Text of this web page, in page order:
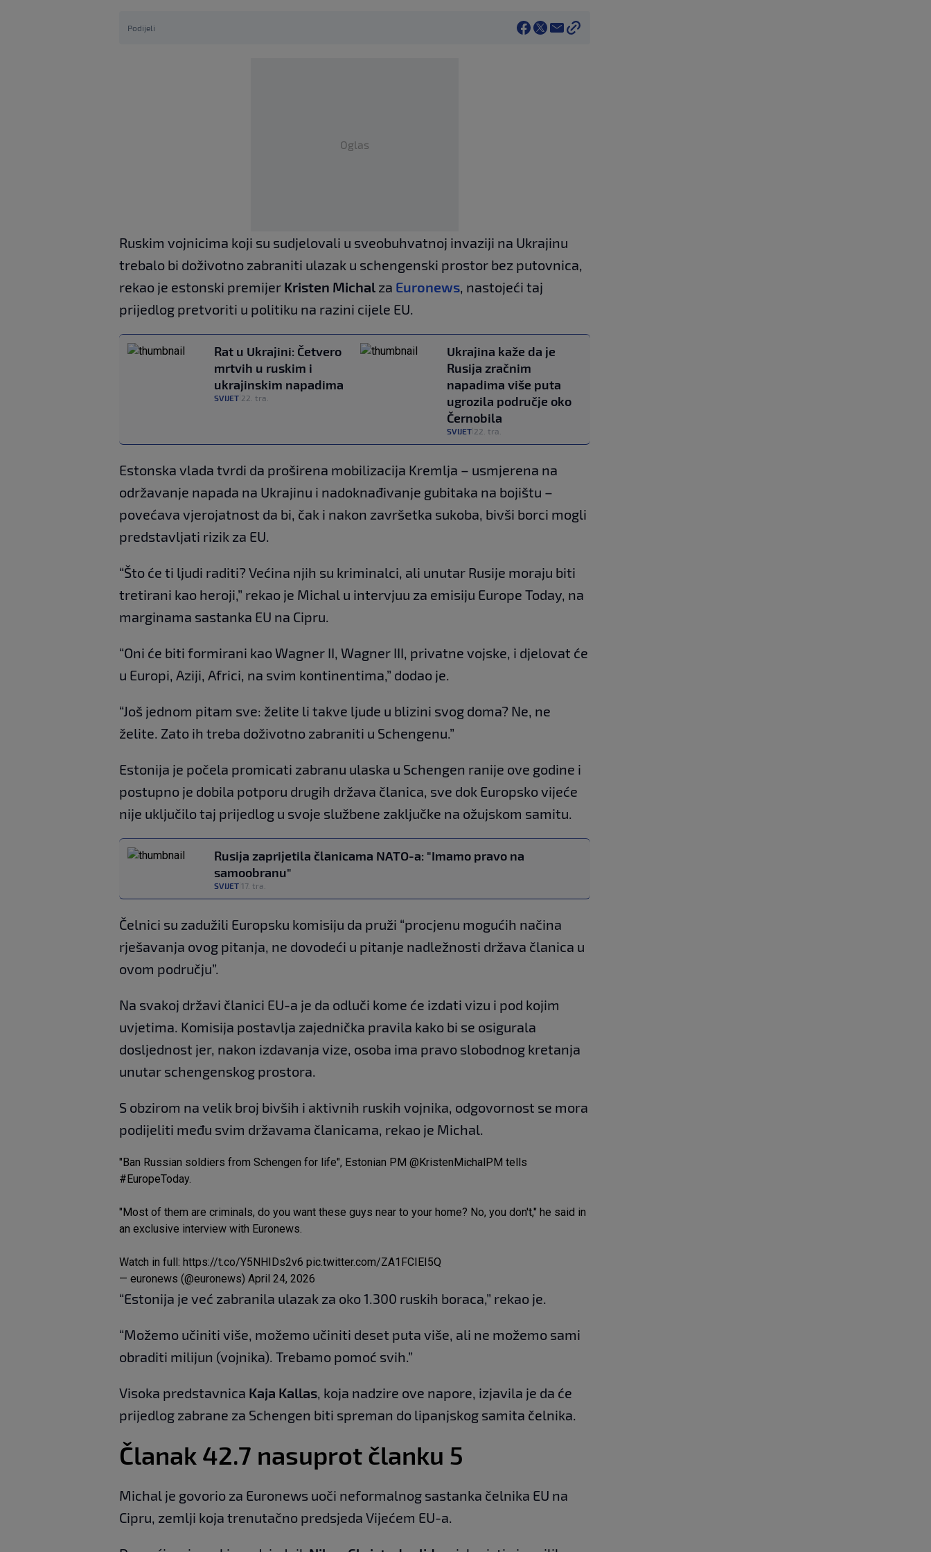
Podijeli
Oglas
Ruskim vojnicima koji su sudjelovali u sveobuhvatnoj invaziji na Ukrajinu
trebalo bi doživotno zabraniti ulazak u schengenski prostor bez putovnica,
rekao je estonski premijer Kristen Michal za Euronews, nastojeći taj
prijedlog pretvoriti u politiku na razini cijele EU.
Rat u Ukrajini: Četvero
mrtvih u ruskim i
ukrajinskim napadima
SVIJET 22. tra.
Ukrajina kaže da je
Rusija zračnim
napadima više puta
ugrozila područje oko
Černobila
SVIJET 22. tra.
Estonska vlada tvrdi da proširena mobilizacija Kremlja – usmjerena na
održavanje napada na Ukrajinu i nadoknađivanje gubitaka na bojištu –
povećava vjerojatnost da bi, čak i nakon završetka sukoba, bivši borci mogli
predstavljati rizik za EU.
“Što će ti ljudi raditi? Većina njih su kriminalci, ali unutar Rusije moraju biti
tretirani kao heroji,” rekao je Michal u intervjuu za emisiju Europe Today, na
marginama sastanka EU na Cipru.
“Oni će biti formirani kao Wagner II, Wagner III, privatne vojske, i djelovat će
u Europi, Aziji, Africi, na svim kontinentima,” dodao je.
“Još jednom pitam sve: želite li takve ljude u blizini svog doma? Ne, ne
želite. Zato ih treba doživotno zabraniti u Schengenu.”
Estonija je počela promicati zabranu ulaska u Schengen ranije ove godine i
postupno je dobila potporu drugih država članica, sve dok Europsko vijeće
nije uključilo taj prijedlog u svoje službene zaključke na ožujskom samitu.
Rusija zaprijetila članicama NATO-a: "Imamo pravo na
samoobranu"
SVIJET 17. tra.
Čelnici su zadužili Europsku komisiju da pruži “procjenu mogućih načina
rješavanja ovog pitanja, ne dovodeći u pitanje nadležnosti država članica u
ovom području”.
Na svakoj državi članici EU-a je da odluči kome će izdati vizu i pod kojim
uvjetima. Komisija postavlja zajednička pravila kako bi se osigurala
dosljednost jer, nakon izdavanja vize, osoba ima pravo slobodnog kretanja
unutar schengenskog prostora.
S obzirom na velik broj bivših i aktivnih ruskih vojnika, odgovornost se mora
podijeliti među svim državama članicama, rekao je Michal.
"Ban Russian soldiers from Schengen for life", Estonian PM @KristenMichalPM tells
#EuropeToday.
"Most of them are criminals, do you want these guys near to your home? No, you don't," he said in
an exclusive interview with Euronews.
Watch in full: https://t.co/Y5NHIDs2v6 pic.twitter.com/ZA1FCIEI5Q
— euronews (@euronews) April 24, 2026
“Estonija je već zabranila ulazak za oko 1.300 ruskih boraca,” rekao je.
“Možemo učiniti više, možemo učiniti deset puta više, ali ne možemo sami
obraditi milijun (vojnika). Trebamo pomoć svih.”
Visoka predstavnica Kaja Kallas, koja nadzire ove napore, izjavila je da će
prijedlog zabrane za Schengen biti spreman do lipanjskog samita čelnika.
Članak 42.7 nasuprot članku 5
Michal je govorio za Euronews uoči neformalnog sastanka čelnika EU na
Cipru, zemlji koja trenutačno predsjeda Vijećem EU-a.